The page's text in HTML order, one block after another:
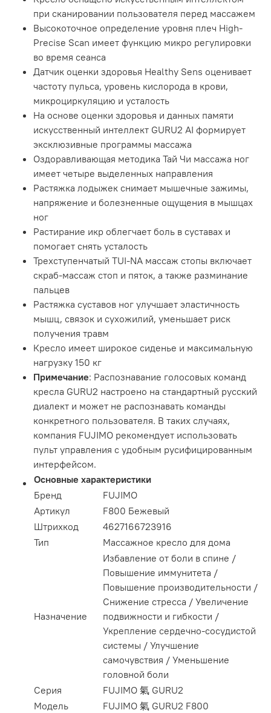
при сканировании пользователя перед массажем
Высокоточное определение уровня плеч High-
Precise Scan имеет функцию микро регулировки
во время сеанса
Датчик оценки здоровья Healthy Sens оценивает
частоту пульса, уровень кислорода в крови,
микроциркуляцию и усталость
На основе оценки здоровья и данных памяти
искусственный интеллект GURU2 AI формирует
эксклюзивные программы массажа
Оздоравливающая методика Тай Чи массажа ног
имеет четыре выделенных направления
Растяжка лодыжек снимает мышечные зажимы,
напряжение и болезненные ощущения в мышцах
ног
Растирание икр облегчает боль в суставах и
помогает снять усталость
Трехступенчатый TUI-NA массаж стопы включает
скраб-массаж стоп и пяток, а также разминание
пальцев
Растяжка суставов ног улучшает эластичность
мышц, связок и сухожилий, уменьшает риск
получения травм
Кресло имеет широкое сиденье и максимальную
нагрузку 150 кг
Примечание: Распознавание голосовых команд
кресла GURU2 настроено на стандартный русский
диалект и может не распознавать команды
конкретного пользователя. В таких случаях,
компания FUJIMO рекомендует использовать
пульт управления с удобным русифицированным
интерфейсом.
Основные характеристики
Бренд
FUJIMO
Артикул
F800 Бежевый
Штрихкод
4627166723916
Тип
Массажное кресло для дома
Назначение
Избавление от боли в спине /
Повышение иммунитета /
Повышение производительности /
Снижение стресса / Увеличение
подвижности и гибкости /
Укрепление сердечно-сосудистой
системы / Улучшение
самочувствия / Уменьшение
головной боли
Серия
FUJIMO 氣 GURU2
Модель
FUJIMO 氣 GURU2 F800